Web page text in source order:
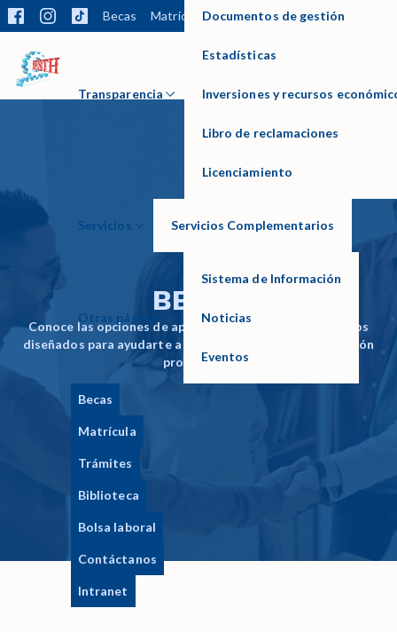
Becas Matrícula Trámites Biblioteca
IESTP HUAYCAN
Transparencia
Documentos de gestión
Estadísticas
Inversiones y recursos
Libro de reclamaciones
Licenciamiento
Servicios Servicios Complementarios
Otras páginas
Sistema de Información
Noticias
Eventos
Becas
Matrícula
Trámites
Biblioteca
Bolsa laboral
Contáctanos
Intranet
BECAS
Conoce las opciones de apoyo económico y los beneficios
diseñados para ayudarte a culminar con éxito tu formación
profesional.